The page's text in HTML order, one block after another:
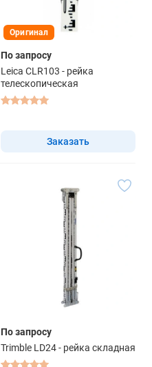
Оригинал
По запросу
Leica CLR103 - рейка
телескопическая
Заказать
По запросу
Trimble LD24 - рейка складная